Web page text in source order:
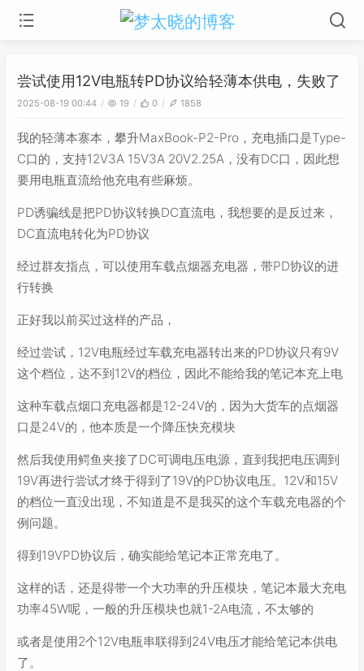
尝试使用12V电瓶转PD协议给轻薄本供电，失败了
2025-08-19 00:44 19 0 1858
我的轻薄本寨本，攀升MaxBook-P2-Pro，充电插口是Type-
C口的，支持12V3A 15V3A 20V2.25A，没有DC口，因此想
要用电瓶直流给他充电有些麻烦。
PD诱骗线是把PD协议转换DC直流电，我想要的是反过来，
DC直流电转化为PD协议
经过群友指点，可以使用车载点烟器充电器，带PD协议的进
行转换
正好我以前买过这样的产品，
经过尝试，12V电瓶经过车载充电器转出来的PD协议只有9V
这个档位，达不到12V的档位，因此不能给我的笔记本充上电
这种车载点烟口充电器都是12-24V的，因为大货车的点烟器
口是24V的，他本质是一个降压快充模块
然后我使用鳄鱼夹接了DC可调电压电源，直到我把电压调到
19V再进行尝试才终于得到了19V的PD协议电压。12V和15V
的档位一直没出现，不知道是不是我买的这个车载充电器的个
例问题。
得到19VPD协议后，确实能给笔记本正常充电了。
这样的话，还是得带一个大功率的升压模块，笔记本最大充电
功率45W呢，一般的升压模块也就1-2A电流，不太够的
或者是使用2个12V电瓶串联得到24V电压才能给笔记本供电
了。